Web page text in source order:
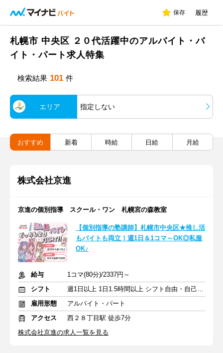
保存 履歴
札幌市 中央区 ２０代活躍中のアルバイト・バ
イト・パート求人特集
検索結果 101 件
エリア 指定しない
おすすめ 新着 時給 日給 月給
株式会社京進
京進の個別指導 スクール・ワン 札幌宮の森教室
【個別指導の塾講師】札幌市中央区★推し活
もバイトも両立！週1日＆1コマ～OK◎私服
OK♪
給与
1コマ(80分)/2337円～
シフト
週1日以上 1日1.5時間以上 シフト自由・自己申告
雇用形態
アルバイト・パート
アクセス
西２８丁目駅 徒歩7分
株式会社京進の求人一覧を見る